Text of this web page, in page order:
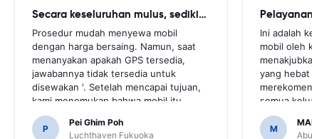
Secara keseluruhan mulus, sedikit cegukan
Prosedur mudah menyewa mobil
dengan harga bersaing. Namun, saat
menanyakan apakah GPS tersedia,
jawabannya tidak tersedia untuk
disewakan '. Setelah mencapai tujuan,
kami menemukan bahwa mobil itu
dilengkapi GPS.Akan sangat
mengerikan jika kita memutuskan untuk
P
Pei Ghim Poh
Luchthaven Fukuoka
Pelayanan
Ini adalah
mobil oleh
yang hebat
semua
melakukan
teman dan
M
Abu